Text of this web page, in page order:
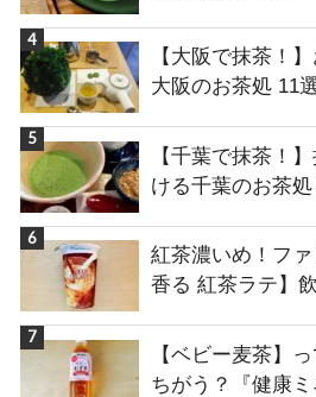
【大阪で抹茶！
大阪のお茶処 11
【千葉で抹茶！
ける千葉のお茶処
紅茶濃いめ！フ
香る 紅茶ラテ】
【ベビー麦茶】
ちがう？『健康